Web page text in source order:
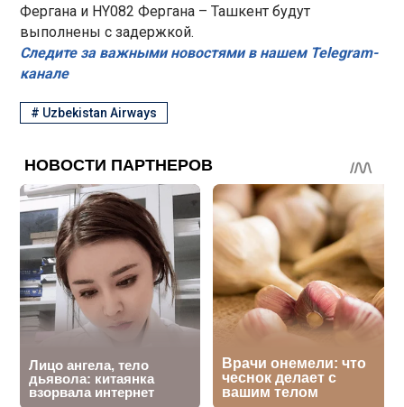
Фергана и HY082 Фергана – Ташкент будут
выполнены с задержкой.
Следите за важными новостями в нашем Telegram-
канале
# Uzbekistan Airways